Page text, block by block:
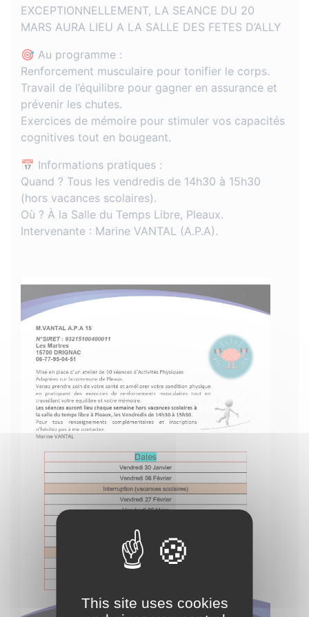
EXCEPTIONNELLEMENT, LA SEANCE DU 20
MARS AURA LIEU A LA SALLE DES FETES D’ALLY
🎯 Au programme :
Renforcement musculaire pour tonifier le corps.
Travail de l’équilibre pour gagner en assurance et
prévenir les chutes.
Exercices de mémoire pour stimuler vos capacités
cognitives tout en bougeant.
📅 Informations pratiques :
Quand ? Tous les vendredis de 14h30 à 15h30
(hors vacances scolaires).
Où ? À la Salle du Temps Libre, Pleaux.
Intervenante : Marine VANTAL (A.P.A).
This site uses cookies